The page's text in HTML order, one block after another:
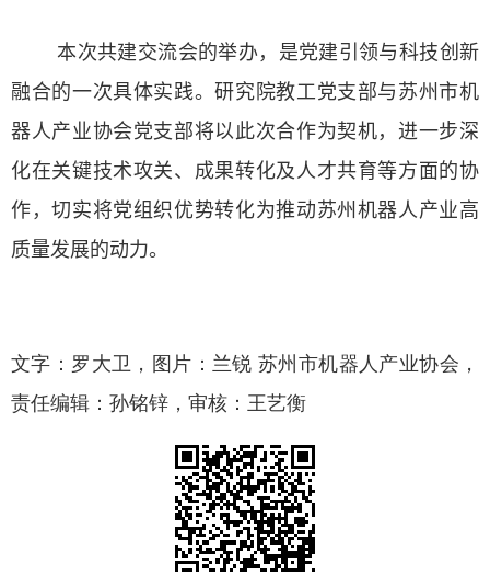
本次共建交流会的举办，是党建引领与科技创新
融合的一次具体实践。研究院教工党支部与苏州市机
器人产业协会党支部将以此次合作为契机，进一步深
化在关键技术攻关、成果转化及人才共育等方面的协
作，切实将党组织优势转化为推动苏州机器人产业高
质量发展的动力。
文字：罗大卫，图片：兰锐 苏州市机器人产业协会，
责任编辑：孙铭锌，审核：王艺衡